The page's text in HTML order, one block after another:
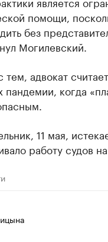
помощи,
без
Могилевский.
тем, адвокат
пандемии, когда
11 мая,
работу судов